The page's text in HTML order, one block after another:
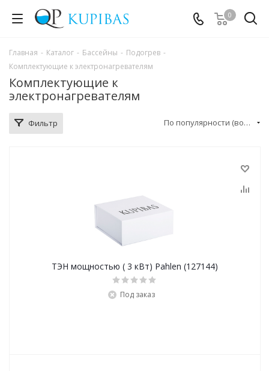
0
Главная - Каталог - Бассейны - Подогрев -
Комплектующие к электронагревателям
Комплектующие к
электронагревателям
Фильтр По популярности (возрастание)
ТЭН мощностью ( 3 кВт) Pahlen (127144)
Под заказ